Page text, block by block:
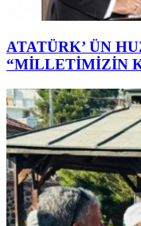
ATATÜRK’ ÜN
“MİLLETİMİZİN